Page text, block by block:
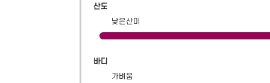
산도
낮은산미
바디
가벼움